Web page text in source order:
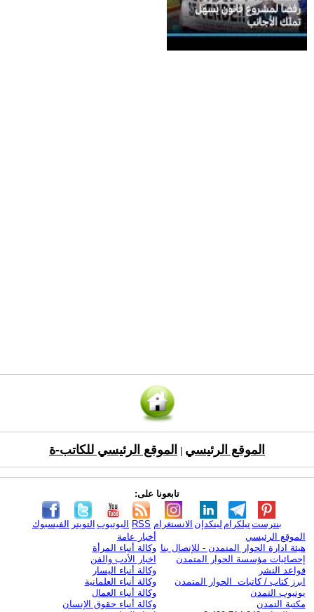
الموقع الرئيسي الموقع الرئيسي للكاتب-ة
تابعونا على:
الفيسبوك التويتر اليوتيوب RSS الانستغرام لينكدإن تيلكرامبنترست
الموقع الرئيسي
هيئة ادارة الحوار المتمدن - للإتصال بنا
إحصائيات مؤسسة الحوار المتمدن
قواعد النشر
ابرز كتاب / كاتبات الحوار المتمدن
يوتيوب التمدن
مكتبة التمدن
أخبار عامة
وكالة أنباء المرأة
اخبار الأدب والفن
وكالة أنباء اليسار
وكالة أنباء العلمانية
وكالة أنباء العمال
وكالة أنباء حقوق الإنسان